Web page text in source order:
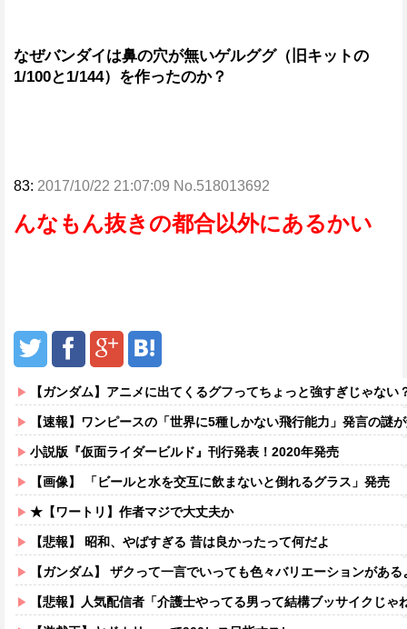
なぜバンダイは鼻の穴が無いゲルググ（旧キットの
1/100と1/144）を作ったのか？
83: 2017/10/22 21:07:09 No.518013692
んなもん抜きの都合以外にあるかい
【ガンダム】アニメに出てくるグフってちょっと強すぎじゃない
【速報】ワンピースの「世界に5種しかない飛行能力」発言の謎
小説版『仮面ライダービルド』刊行発表！2020年発売
【画像】 「ビールと水を交互に飲まないと倒れるグラス」発売
★【ワートリ】作者マジで大丈夫か
【悲報】 昭和、やばすぎる 昔は良かったって何だよ
【ガンダム】 ザクって一言でいっても色々バリエーションがある
【悲報】人気配信者「介護士やってる男って結構ブッサイクじゃ